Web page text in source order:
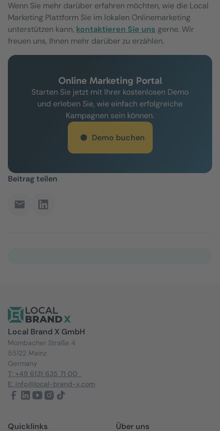
Wenn Sie mehr darüber erfahren möchten, wie die Local
Marketing Plattform Sie im lokalen Onlinemarketing
unterstützen kann, kontaktieren Sie uns gerne. Wir
freuen uns, Ihnen mehr darüber zu erzählen.
Online Marketing Portal
Starten Sie jetzt mit Ihrer kostenlosen Demo
und erleben Sie, wie einfach erfolgreiche
Kampagnen sein können.
Demo buchen
Beitrag teilen
Local Brand X GmbH
Mombacher Straße 4
55122 Mainz
Germany
T: +49 6131 635 71 00
E: info@local-brand-x.com
Quicklinks Über uns